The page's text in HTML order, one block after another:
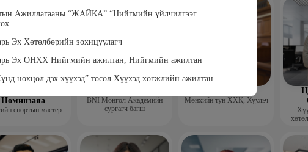
Ажиллагааны “ЖАЙКА” “Нийгмийн үйлчилгээг
Эх Хөтөлбөрийн зохицуулагч
Эх ОНХХ Нийгмийн ажилтан, Нийгмийн ажилтан
нөхцөл дэх хүүхэд” төсөл Хүүхэд хөгжлийн ажилтан
Номинзаяа
спортын мастер
BNI Монгол Академийн
сургагч багш
Мөнхийн тун ХХК, Хуульч